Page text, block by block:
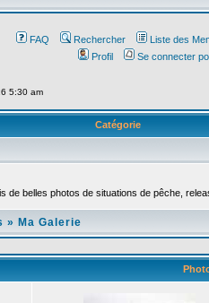
FAQ Rechercher
Liste des
Profil
Se connecter
5:30 am
Catégorie
de belles photos de situations de pêche,
» Ma Galerie